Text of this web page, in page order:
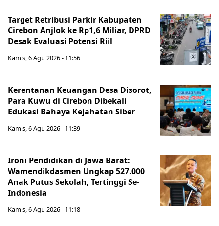
Target Retribusi Parkir Kabupaten
Cirebon Anjlok ke Rp1,6 Miliar, DPRD
Desak Evaluasi Potensi Riil
Kamis, 6 Agu 2026 - 11:56
Kerentanan Keuangan Desa Disorot,
Para Kuwu di Cirebon Dibekali
Edukasi Bahaya Kejahatan Siber
Kamis, 6 Agu 2026 - 11:39
Ironi Pendidikan di Jawa Barat:
Wamendikdasmen Ungkap 527.000
Anak Putus Sekolah, Tertinggi Se-
Indonesia
Kamis, 6 Agu 2026 - 11:18